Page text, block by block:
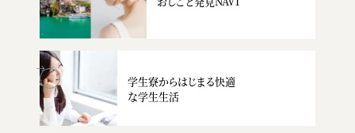
学生寮からはじまる快適
な学生生活